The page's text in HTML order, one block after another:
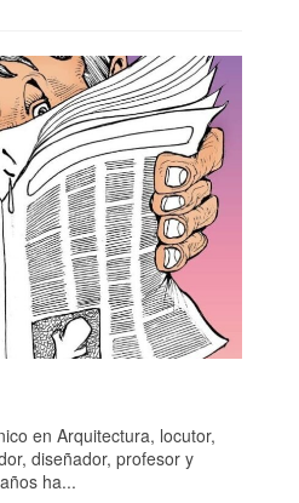
en Arquitectura, locutor,
diseñador, profesor y
ha...